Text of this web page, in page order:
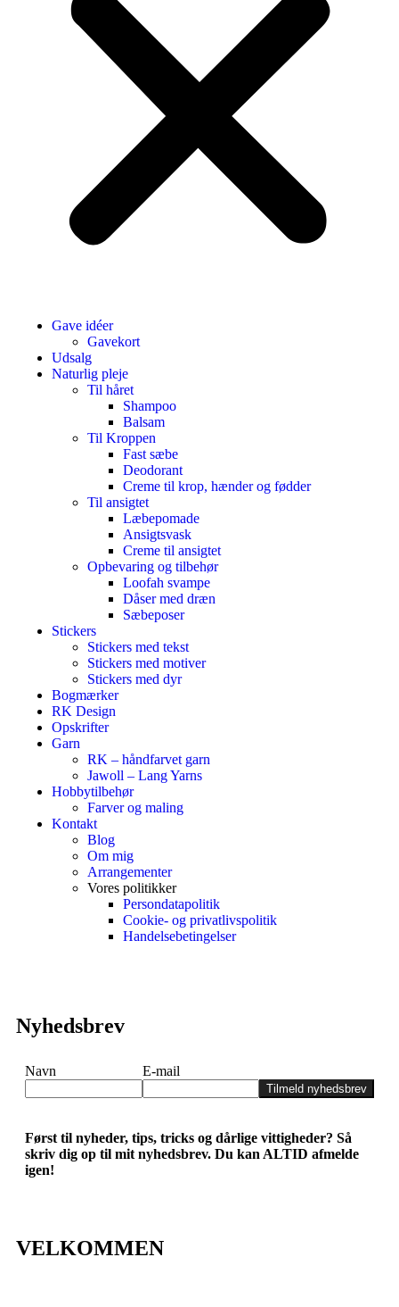
Gave idéer
Gavekort
Udsalg
Naturlig pleje
Til håret
Shampoo
Balsam
Til Kroppen
Fast sæbe
Deodorant
Creme til krop, hænder og fødder
Til ansigtet
Læbepomade
Ansigtsvask
Creme til ansigtet
Opbevaring og tilbehør
Loofah svampe
Dåser med dræn
Sæbeposer
Stickers
Stickers med tekst
Stickers med motiver
Stickers med dyr
Bogmærker
RK Design
Opskrifter
Garn
RK – håndfarvet garn
Jawoll – Lang Yarns
Hobbytilbehør
Farver og maling
Kontakt
Blog
Om mig
Arrangementer
Vores politikker
Persondatapolitik
Cookie- og privatlivspolitik
Handelsebetingelser
Nyhedsbrev
Navn E-mail
Tilmeld nyhedsbrev
Først til nyheder, tips, tricks og dårlige vittigheder? Så
skriv dig op til mit nyhedsbrev. Du kan ALTID afmelde
igen!
VELKOMMEN